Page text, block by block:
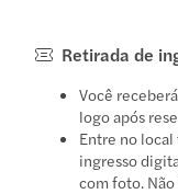
Retirada de
Você
logo após
Entre no
ingresso
com foto.